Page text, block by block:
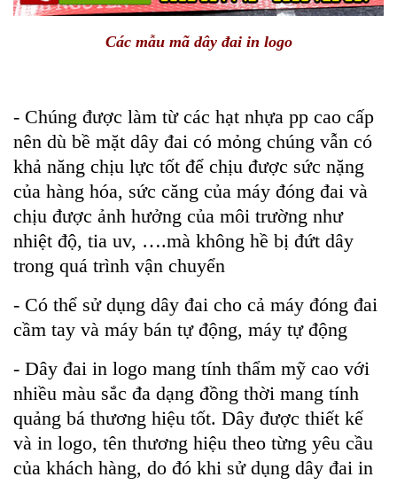
Các mẫu mã dây đai in logo
- Chúng được làm từ các hạt nhựa pp cao cấp
nên dù bề mặt dây đai có mỏng chúng vẫn có
khả năng chịu lực tốt để chịu được sức nặng
của hàng hóa, sức căng của máy đóng đai và
chịu được ảnh hưởng của môi trường như
nhiệt độ, tia uv, ….mà không hề bị đứt dây
trong quá trình vận chuyển
- Có thể sử dụng dây đai cho cả máy đóng đai
cầm tay và máy bán tự động, máy tự động
- Dây đai in logo mang tính thẩm mỹ cao với
nhiều màu sắc đa dạng đồng thời mang tính
quảng bá thương hiệu tốt. Dây được thiết kế
và in logo, tên thương hiệu theo từng yêu cầu
của khách hàng, do đó khi sử dụng dây đai in